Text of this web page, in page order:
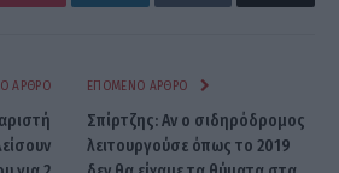
Pinterest LinkedInTumblr Email
ΆΡΘΡΟ ΕΠΌΜΕΝΟ ΆΡΘΡΟ
Σπίρτζης: Αν ο σιδηρόδρομος
λειτουργούσε όπως το 2019